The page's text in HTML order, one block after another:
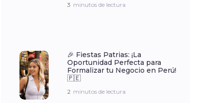
3 minutos de lectura
🎉 Fiestas Patrias: ¡La
Oportunidad Perfecta para
Formalizar tu Negocio en Perú!
🇵🇪
2 minutos de lectura